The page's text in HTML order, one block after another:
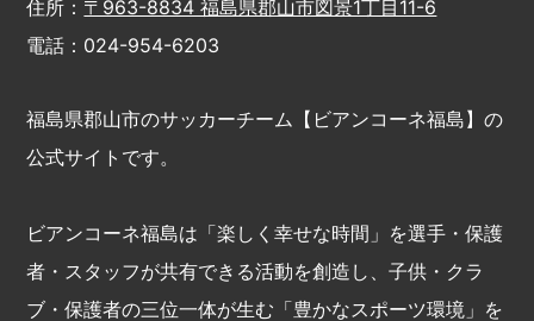
住所： 〒963-8834 福島県郡山市図景1丁目11-6
電話：024-954-6203
福島県郡山市のサッカーチーム【ビアンコーネ福島】の
公式サイトです。
ビアンコーネ福島は「楽しく幸せな時間」を選手・保護
者・スタッフが共有できる活動を創造し、子供・クラ
ブ・保護者の三位一体が生む「豊かなスポーツ環境」を